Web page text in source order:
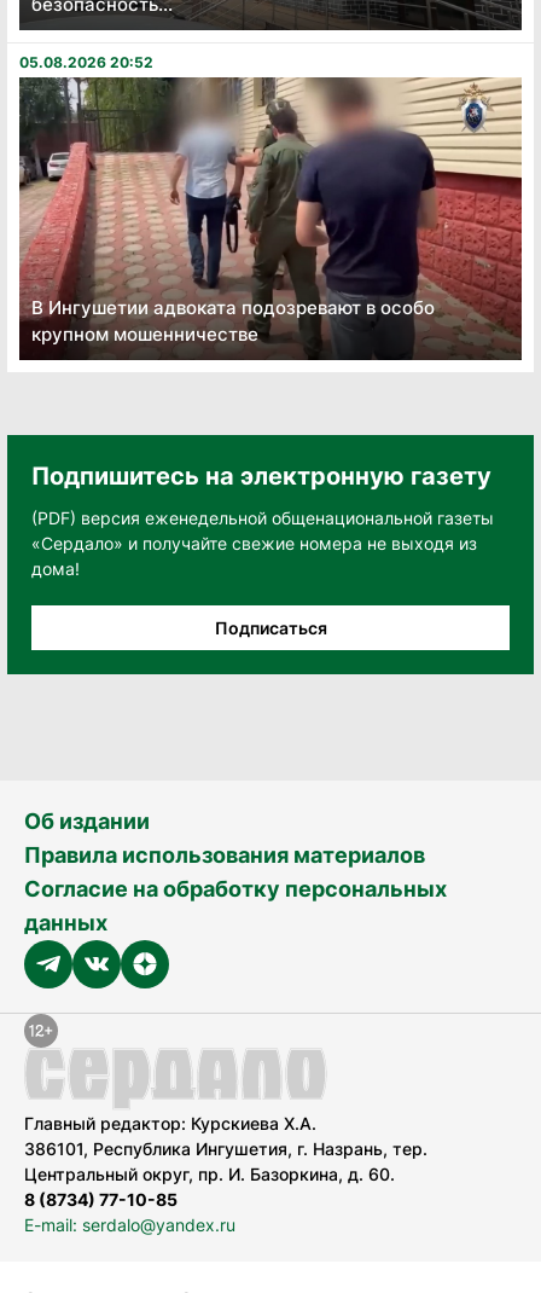
безопасность...
05.08.2026 20:52
В Ингушетии адвоката подозревают в особо
крупном мошенничестве
Подпишитесь на электронную газету
(PDF) версия еженедельной общенациональной газеты
«Сердало» и получайте свежие номера не выходя из
дома!
Подписаться
Об издании
Правила использования материалов
Согласие на обработку персональных
данных
Главный редактор: Курскиева Х.А.
386101, Республика Ингушетия, г. Назрань, тер.
Центральный округ, пр. И. Базоркина, д. 60.
8 (8734) 77-10-85
E-mail: serdalo@yandex.ru